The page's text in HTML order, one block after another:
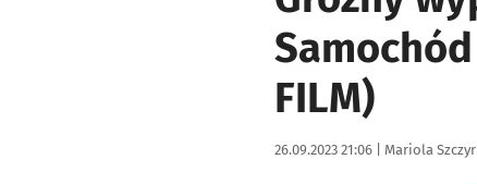
Samochód
FILM)
Data publikacji:
26.09.2023 21:06 | Autor:
Mariola